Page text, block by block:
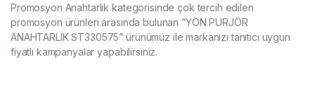
Promosyon Anahtarlık kategorisinde çok tercih edilen
promosyon ürünleri arasında bulunan “YÖN PURJÖR
ANAHTARLIK ST330575” ürünümüz ile markanızı tanıtıcı uygun
fiyatlı kampanyalar yapabilirsiniz.